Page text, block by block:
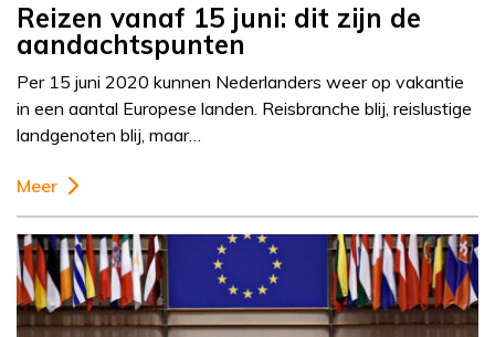
Reizen vanaf 15 juni: dit zijn de
aandachtspunten
Per 15 juni 2020 kunnen Nederlanders weer op vakantie
in een aantal Europese landen. Reisbranche blij, reislustige
landgenoten blij, maar…
Meer